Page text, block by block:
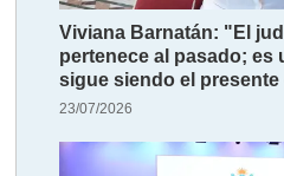
Viviana Barnatán: "El
pertenece al pasado; es
sigue siendo el
23/07/2026